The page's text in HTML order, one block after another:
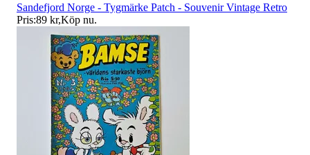
Sandefjord Norge - Tygmärke Patch - Souvenir Vintage Retro
Pris:89 kr,Köp nu.